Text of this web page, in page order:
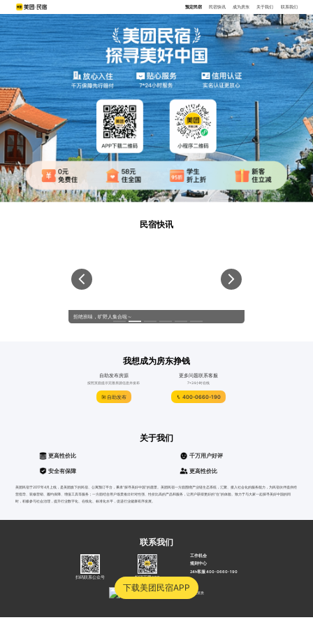
预定民宿 民宿快讯 成为房东 关于我们 联系我们
民宿快讯
拒绝班味，旷野人集合啦～
我想成为房东挣钱
自助发布房源
按照页面提示完善房源信息并发布
自助发布
更多问题联系客服
7*24小时在线
400-0660-190
关于我们
更高性价比 千万用户好评
安全有保障 更高性价比
美团民宿于2017年4月上线，是美团旗下的民宿、公寓预订平台，秉承“探寻美好中国”的愿景。美团民宿一方面围绕产业链生态系统，汇聚、接入社会化的服务能力，为民宿伙伴提供经
营指导、装修营销、履约保障、增值工具等服务；一方面结合用户场景推出针对性强、性价比高的产品和服务，让用户获得更好的“住”的体验。致力于与大家一起探寻美好中国的同
时，积极参与社会治理，提升行业数字化、在线化、标准化水平，促进行业健康有序发展。
联系我们
扫码联系公众号 扫码下载APP
工作机会
规则中心
24h客服 400-0660-190
沪公网安备31010502000052号 沪B2-20040012 营业资质
下载美团民宿APP